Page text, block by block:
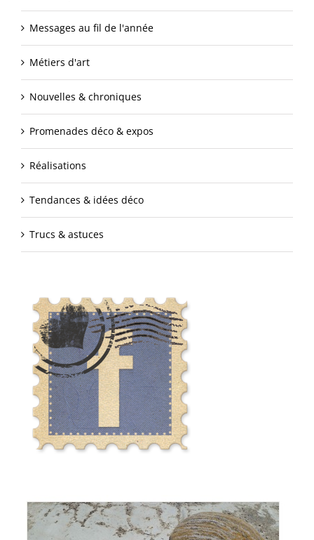
Messages au fil de l'année
Métiers d'art
Nouvelles & chroniques
Promenades déco & expos
Réalisations
Tendances & idées déco
Trucs & astuces